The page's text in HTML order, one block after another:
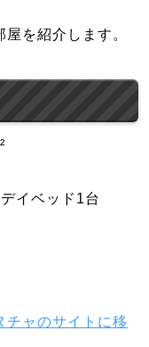
を紹介します。
イベッド1台
チャのサイトに移